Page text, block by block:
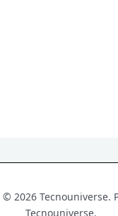
2026 Tecnouniverse.
Tecnouniverse.